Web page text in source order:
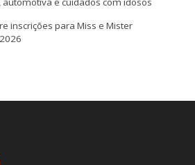
inscrições para Miss e Mister